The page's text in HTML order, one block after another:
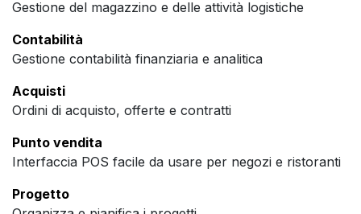
Gestione del magazzino e delle attività logistiche
Contabilità
Gestione contabilità finanziaria e analitica
Acquisti
Ordini di acquisto, offerte e contratti
Punto vendita
Interfaccia POS facile da usare per negozi e ristoranti
Progetto